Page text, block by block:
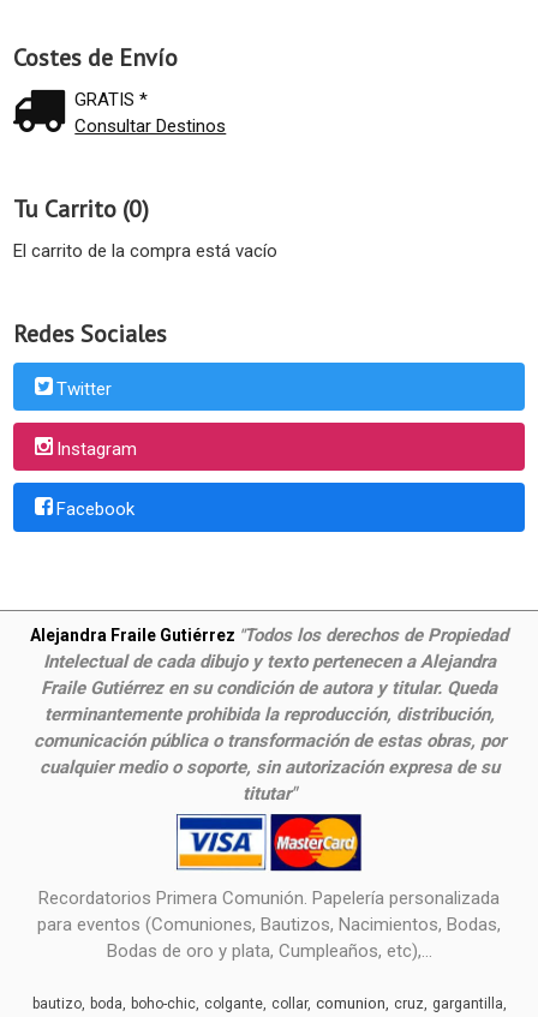
Costes de Envío
GRATIS *
Consultar Destinos
Tu Carrito (0)
El carrito de la compra está vacío
Redes Sociales
Twitter
Instagram
Facebook
Alejandra Fraile Gutiérrez "Todos los derechos de Propiedad
Intelectual de cada dibujo y texto pertenecen a Alejandra
Fraile Gutiérrez en su condición de autora y titular. Queda
terminantemente prohibida la reproducción, distribución,
comunicación pública o transformación de estas obras, por
cualquier medio o soporte, sin autorización expresa de su
titutar"
Recordatorios Primera Comunión. Papelería personalizada
para eventos (Comuniones, Bautizos, Nacimientos, Bodas,
Bodas de oro y plata, Cumpleaños, etc),...
bautizo boda boho-chic colgante collar comunion cruz gargantilla